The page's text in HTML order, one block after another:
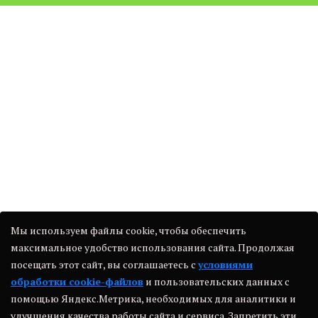
Мы используем файлы cookie, чтобы обеспечить
максимальное удобство использования сайта. Продолжая
посещать этот сайт, вы соглашаетесь сусловиями
обработки cookie-файлов и пользовательских данных с
помощью Яндекс.Метрика, необходимых для аналитики и